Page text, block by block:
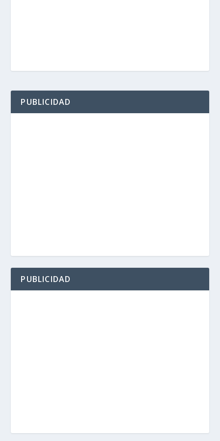
PUBLICIDAD
PUBLICIDAD